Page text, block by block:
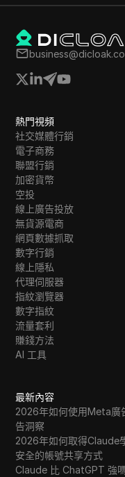
熱門視頻
社交媒體行銷
電子商務
聯盟行銷
加密貨幣
空投
線上廣告投放
無貨源電商
網頁數據抓取
數字行銷
線上隱私
代理伺服器
指紋瀏覽器
數字指紋
流量套利
賺錢方法
AI 工具
最新內容
2026年如何使用Meta廣
告洞察
2026年如何取得Claude
安全的帳號共享方式
Claude 比 ChatGPT 強